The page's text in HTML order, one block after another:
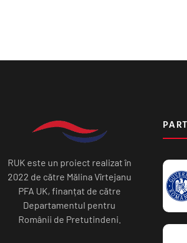
RUK este un proiect realizat în
2022 de către Mălina Vîrtejanu
PFA UK, finanțat de către
Departamentul pentru
Românii de Pretutindeni.